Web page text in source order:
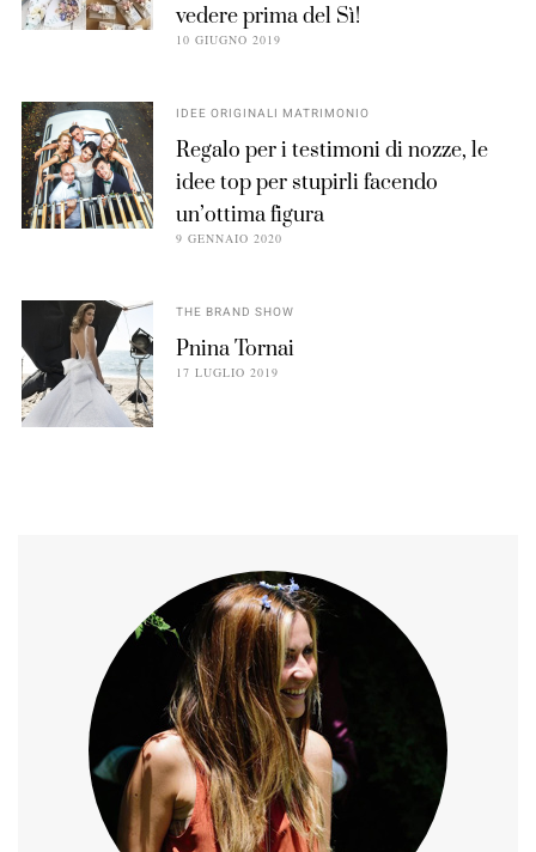
vedere prima del Sì!
10 GIUGNO 2019
IDEE ORIGINALI MATRIMONIO
Regalo per i testimoni di nozze, le
idee top per stupirli facendo
un’ottima figura
9 GENNAIO 2020
THE BRAND SHOW
Pnina Tornai
17 LUGLIO 2019